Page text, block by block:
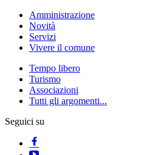
Amministrazione
Novità
Servizi
Vivere il comune
Tempo libero
Turismo
Associazioni
Tutti gli argomenti...
Seguici su